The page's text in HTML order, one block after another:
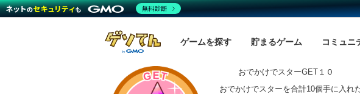
ゲームを探す 貯まるゲーム コミュニ
おでかけでスターGET１０
おでかけでスターを合計10個手に入れ
無料診断